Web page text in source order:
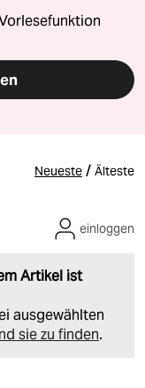
Neueste / Älteste
Artikel ist
ausgewählten
sie zu finden.
einloggen